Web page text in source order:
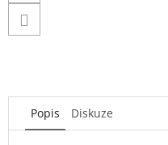
Popis Diskuze